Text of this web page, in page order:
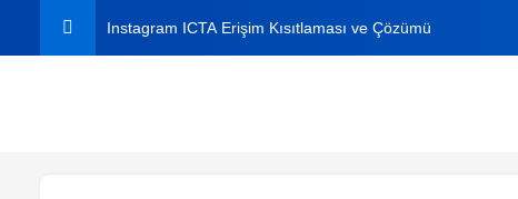
Instagram ICTA Erişim Kısıtlaması ve Çözümü